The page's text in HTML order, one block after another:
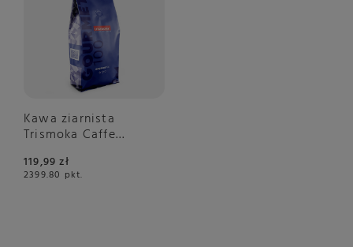
Kawa ziarnista
Trismoka Caffe
119,99 zł
2399.80 pkt.